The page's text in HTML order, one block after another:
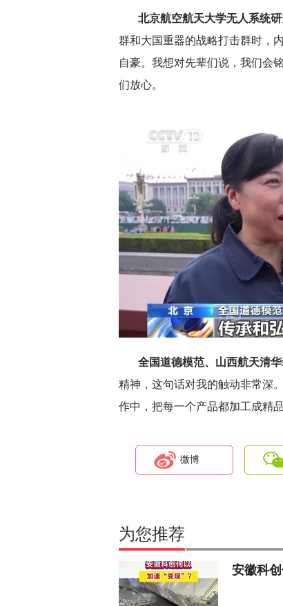
北京航空航天大学无人系统研
群和大国重器的战略打击群时，
自豪。我想对先辈们说，我们会
们放心。
全国道德模范、山西航天清
精神，这句话对我的触动非常深
作中，把每一个产品都加工成精
微博
为您推荐
安徽科